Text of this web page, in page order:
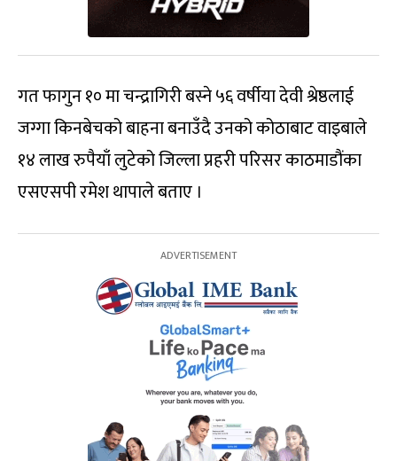
गत फागुन १० मा चन्द्रागिरी बस्ने ५६ वर्षीया देवी श्रेष्ठलाई
जग्गा किनबेचको बाहना बनाउँदै उनको कोठाबाट वाइबाले
१४ लाख रुपैयाँ लुटेको जिल्ला प्रहरी परिसर काठमाडौंका
एसएसपी रमेश थापाले बताए ।